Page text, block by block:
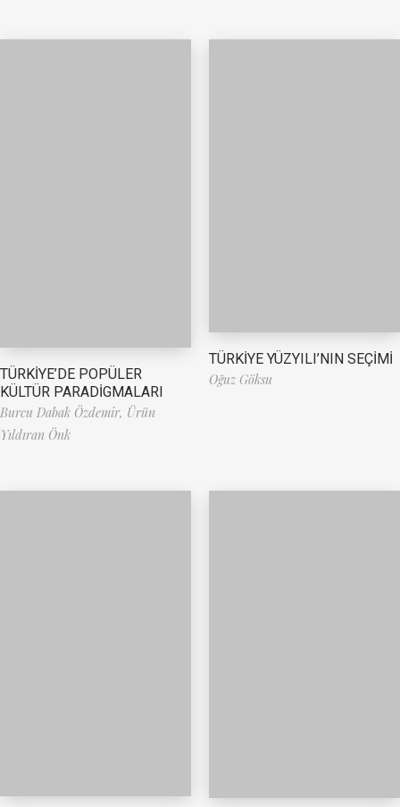
TÜRKİYE’DE POPÜLER
KÜLTÜR PARADİGMALARI
Burcu Dabak Özdemir, Ürün
Yıldıran Önk
TÜRKİYE YÜZYILI’NIN SEÇİMİ
Oğuz Göksu